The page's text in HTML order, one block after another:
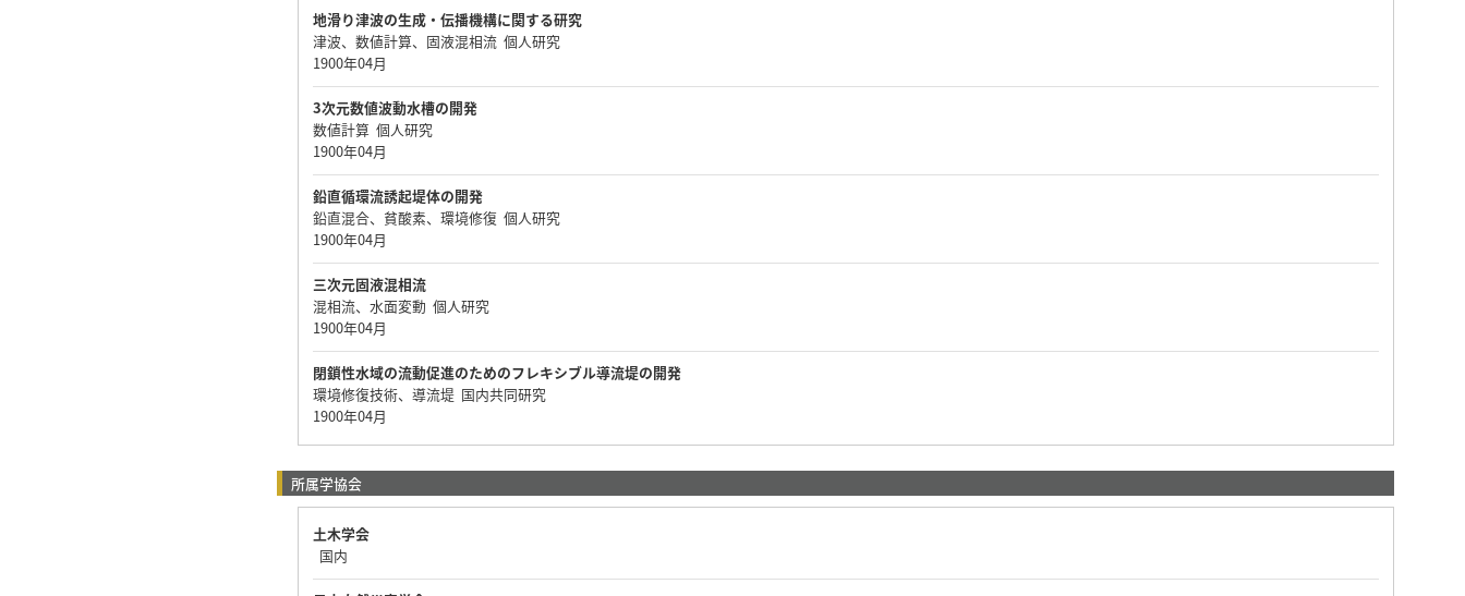
地滑り津波の生成・伝播機構に関する研究
津波、数値計算、固液混相流 個人研究
1900年04月
3次元数値波動水槽の開発
数値計算 個人研究
1900年04月
鉛直循環流誘起堤体の開発
鉛直混合、貧酸素、環境修復 個人研究
1900年04月
三次元固液混相流
混相流、水面変動 個人研究
1900年04月
閉鎖性水域の流動促進のためのフレキシブル導流堤の開発
環境修復技術、導流堤 国内共同研究
1900年04月
所属学協会
土木学会
国内